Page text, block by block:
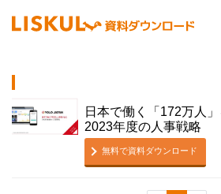
日本で働く「172万人
2023年度の人事戦略
無料で資料ダウンロード